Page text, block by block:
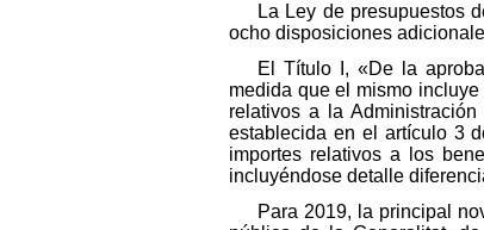
La Ley de presupuestos
ocho disposiciones
El Título I, «De la
medida que el mismo
relativos a la
establecida en el artículo 3
importes relativos a los
incluyéndose detalle
Para 2019, la principal